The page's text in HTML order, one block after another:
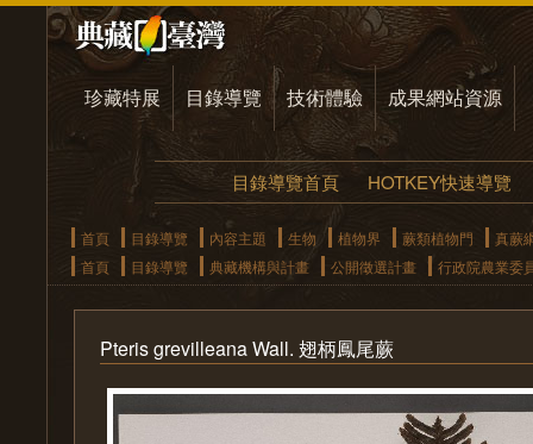
珍藏特展 目錄導覽 技術體驗 成果網站資源
目錄導覽首頁 HOTKEY快速導覽
首頁 目錄導覽 內容主題 生物 植物界 蕨類植物門
真蕨
首頁
目錄導覽 典藏機構與計畫 公開徵選計畫 行政院農業委
Pteris grevilleana Wall. 翅柄鳳尾蕨